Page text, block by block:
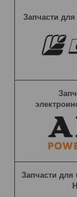
Запчасти
Запчасти для